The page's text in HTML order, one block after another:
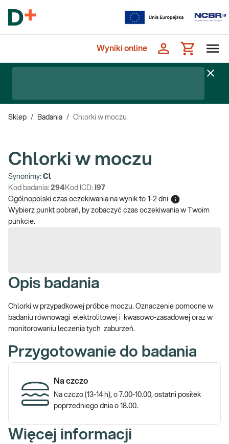
Wyniki online
Sklep / Badania / Chlorki w moczu
Chlorki w moczu
Synonimy: Cl
Kod badania: 294 Kod ICD: I97
Ogólnopolski czas oczekiwania na wynik to 1-2 dni
Wybierz punkt pobrań, by zobaczyć czas oczekiwania w Twoim
punkcie.
Opis badania
Chlorki w przypadkowej próbce moczu. Oznaczenie pomocne w
badaniu równowagi elektrolitowej i kwasowo-zasadowej oraz w
monitorowaniu leczenia tych zaburzeń.
Przygotowanie do badania
Na czczo
Na czczo (13-14 h), o 7.00-10.00, ostatni posiłek
poprzedniego dnia o 18.00.
Więcej informacji